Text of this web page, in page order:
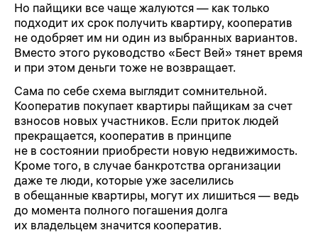
Но пайщики все чаще жалуются — как только
подходит их срок получить квартиру, кооператив
не одобряет им ни один из выбранных вариантов.
Вместо этого руководство «Бест Вей» тянет время
и при этом деньги тоже не возвращает.
Сама по себе схема выглядит сомнительной.
Кооператив покупает квартиры пайщикам за счет
взносов новых участников. Если приток людей
прекращается, кооператив в принципе
не в состоянии приобрести новую недвижимость.
Кроме того, в случае банкротства организации
даже те люди, которые уже заселились
в обещанные квартиры, могут их лишиться — ведь
до момента полного погашения долга
их владельцем значится кооператив.